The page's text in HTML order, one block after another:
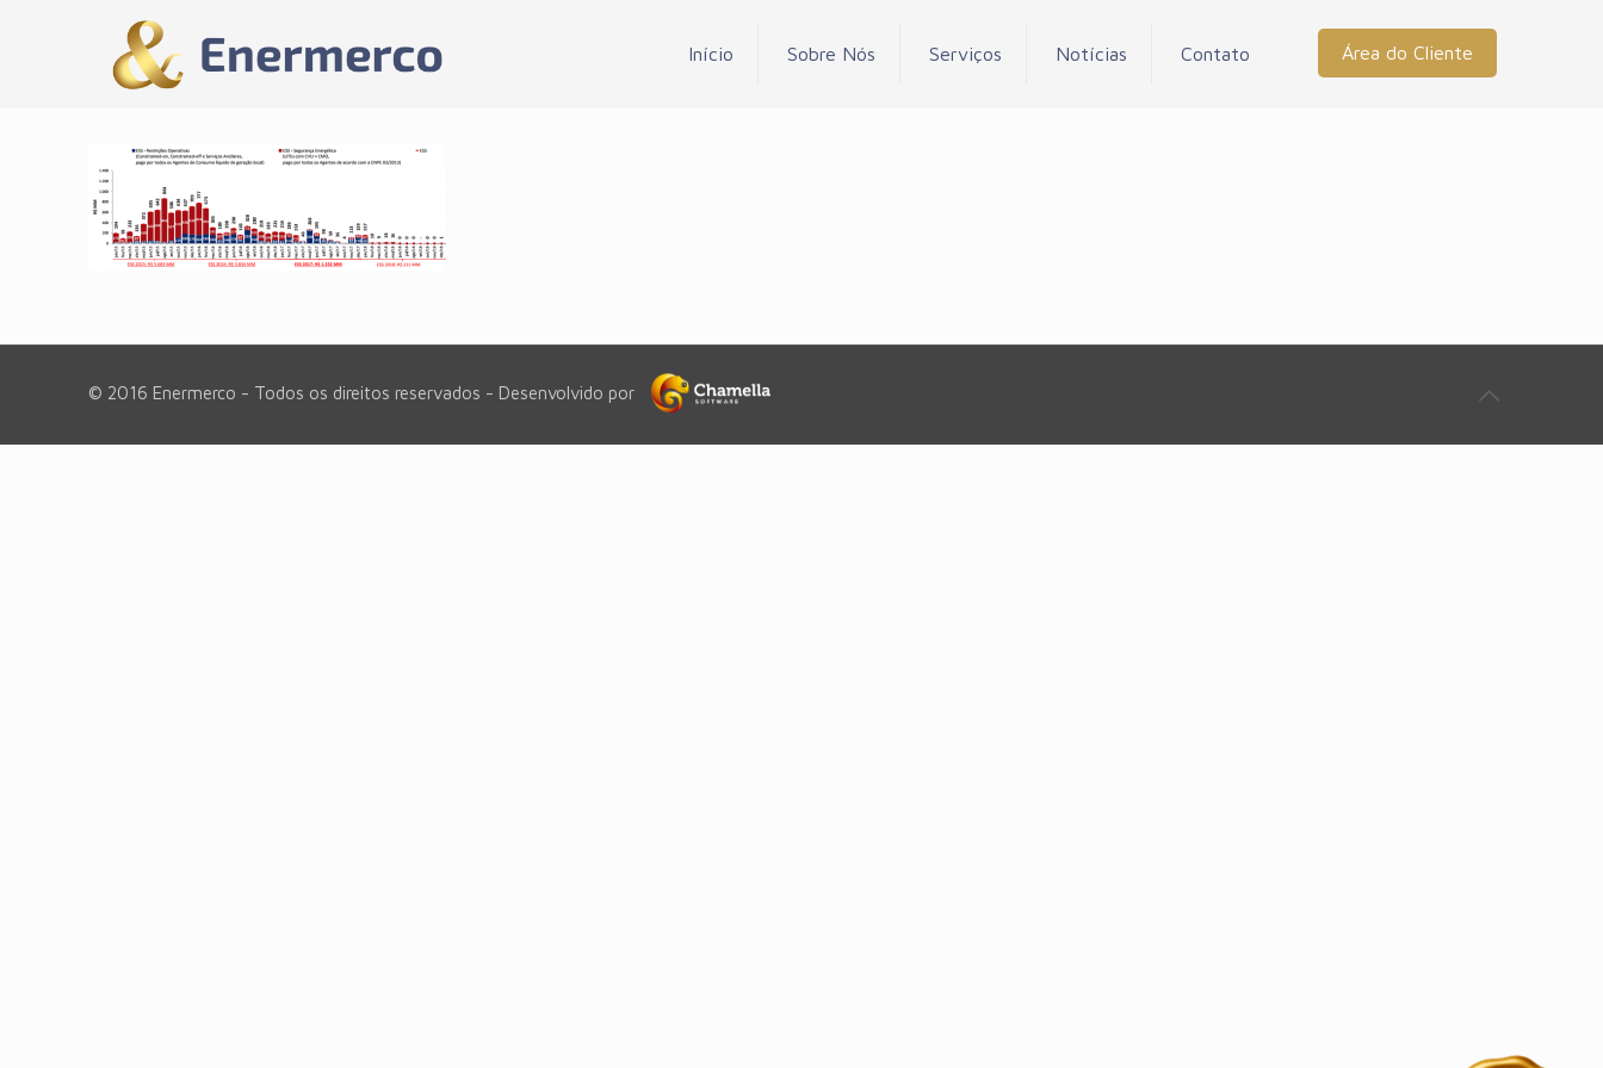
Início Sobre Nós Serviços Notícias Contato Área do Cliente
© 2016 Enermerco - Todos os direitos reservados - Desenvolvido por